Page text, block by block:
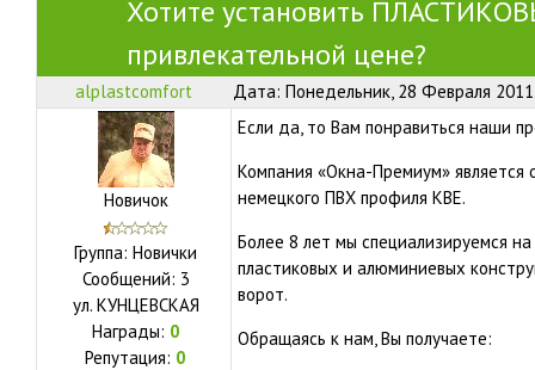
Хотите установить
привлекательной цене?
alplastcomfort Дата: Понедельник, 28 Февраля
Новичок
Группа: Новички
Сообщений: 3
ул. КУНЦЕВСКАЯ
Награды: 0
Репутация: 0
Если да, то Вам понравиться наши
Компания «Окна-Премиум»
немецкого ПВХ профиля КВЕ.
Более 8 лет мы специализируемся
пластиковых и алюминиевых
ворот.
Обращаясь к нам, Вы получаете: